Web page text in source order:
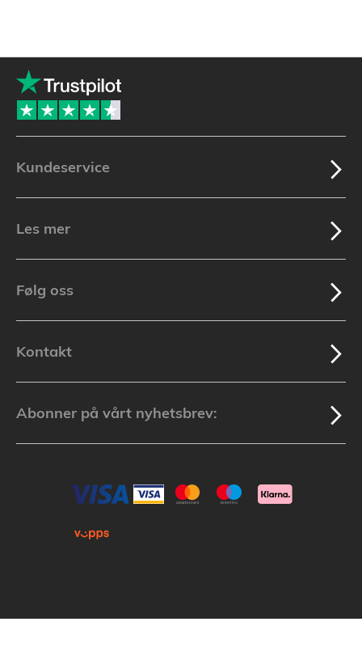
Kundeservice
Les mer
Følg oss
Kontakt
Abonner på vårt nyhetsbrev: